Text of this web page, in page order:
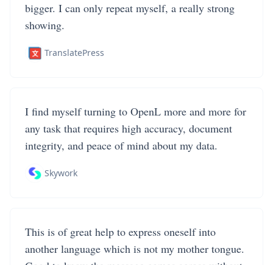
bigger. I can only repeat myself, a really strong
showing.
TranslatePress
I find myself turning to OpenL more and more for
any task that requires high accuracy, document
integrity, and peace of mind about my data.
Skywork
This is of great help to express oneself into
another language which is not my mother tongue.